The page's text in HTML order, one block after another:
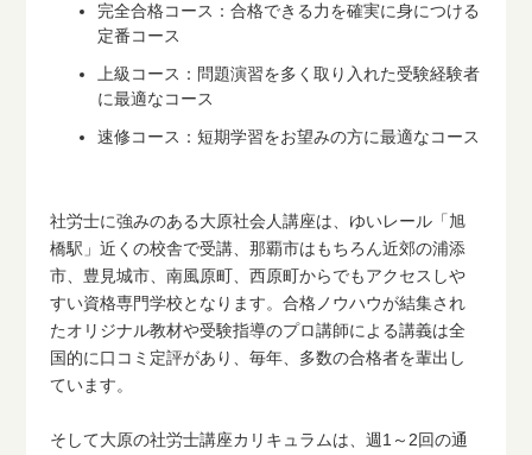
完全合格コース：合格できる力を確実に身につける
定番コース
上級コース：問題演習を多く取り入れた受験経験者
に最適なコース
速修コース：短期学習をお望みの方に最適なコース
社労士に強みのある大原社会人講座は、ゆいレール「旭
橋駅」近くの校舎で受講、那覇市はもちろん近郊の浦添
市、豊見城市、南風原町、西原町からでもアクセスしや
すい資格専門学校となります。合格ノウハウが結集され
たオリジナル教材や受験指導のプロ講師による講義は全
国的に口コミ定評があり、毎年、多数の合格者を輩出し
ています。
そして大原の社労士講座カリキュラムは、週1～2回の通